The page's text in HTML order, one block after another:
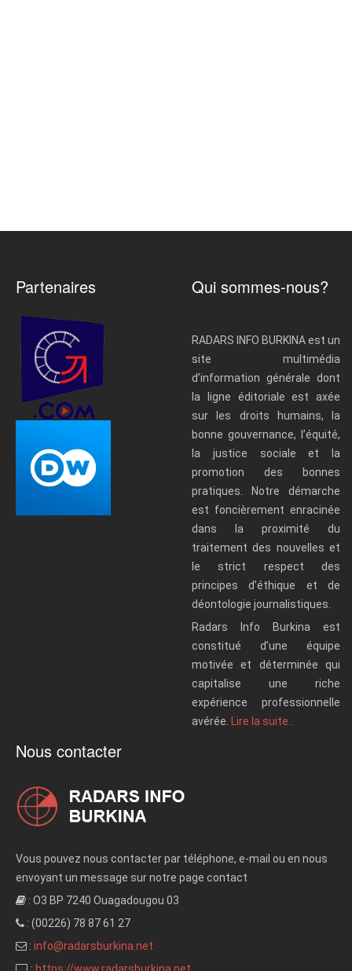
Partenaires Qui sommes-nous?
RADARS INFO BURKINA est un
site multimédia
d’information générale dont
la ligne éditoriale est axée
sur les droits humains, la
bonne gouvernance, l’équité,
la justice sociale et la
promotion des bonnes
pratiques. Notre démarche
est foncièrement enracinée
dans la proximité du
traitement des nouvelles et
le strict respect des
principes d’éthique et de
déontologie journalistiques.
Radars Info Burkina est
constitué d’une équipe
motivée et déterminée qui
capitalise une riche
expérience professionnelle
avérée. Lire la suite..
Nous contacter
Vous pouvez nous contacter par téléphone, e-mail ou en nous
envoyant un message sur notre page contact
: O3 BP 7240 Ouagadougou 03
: (00226) 78 87 61 27
: info@radarsburkina.net